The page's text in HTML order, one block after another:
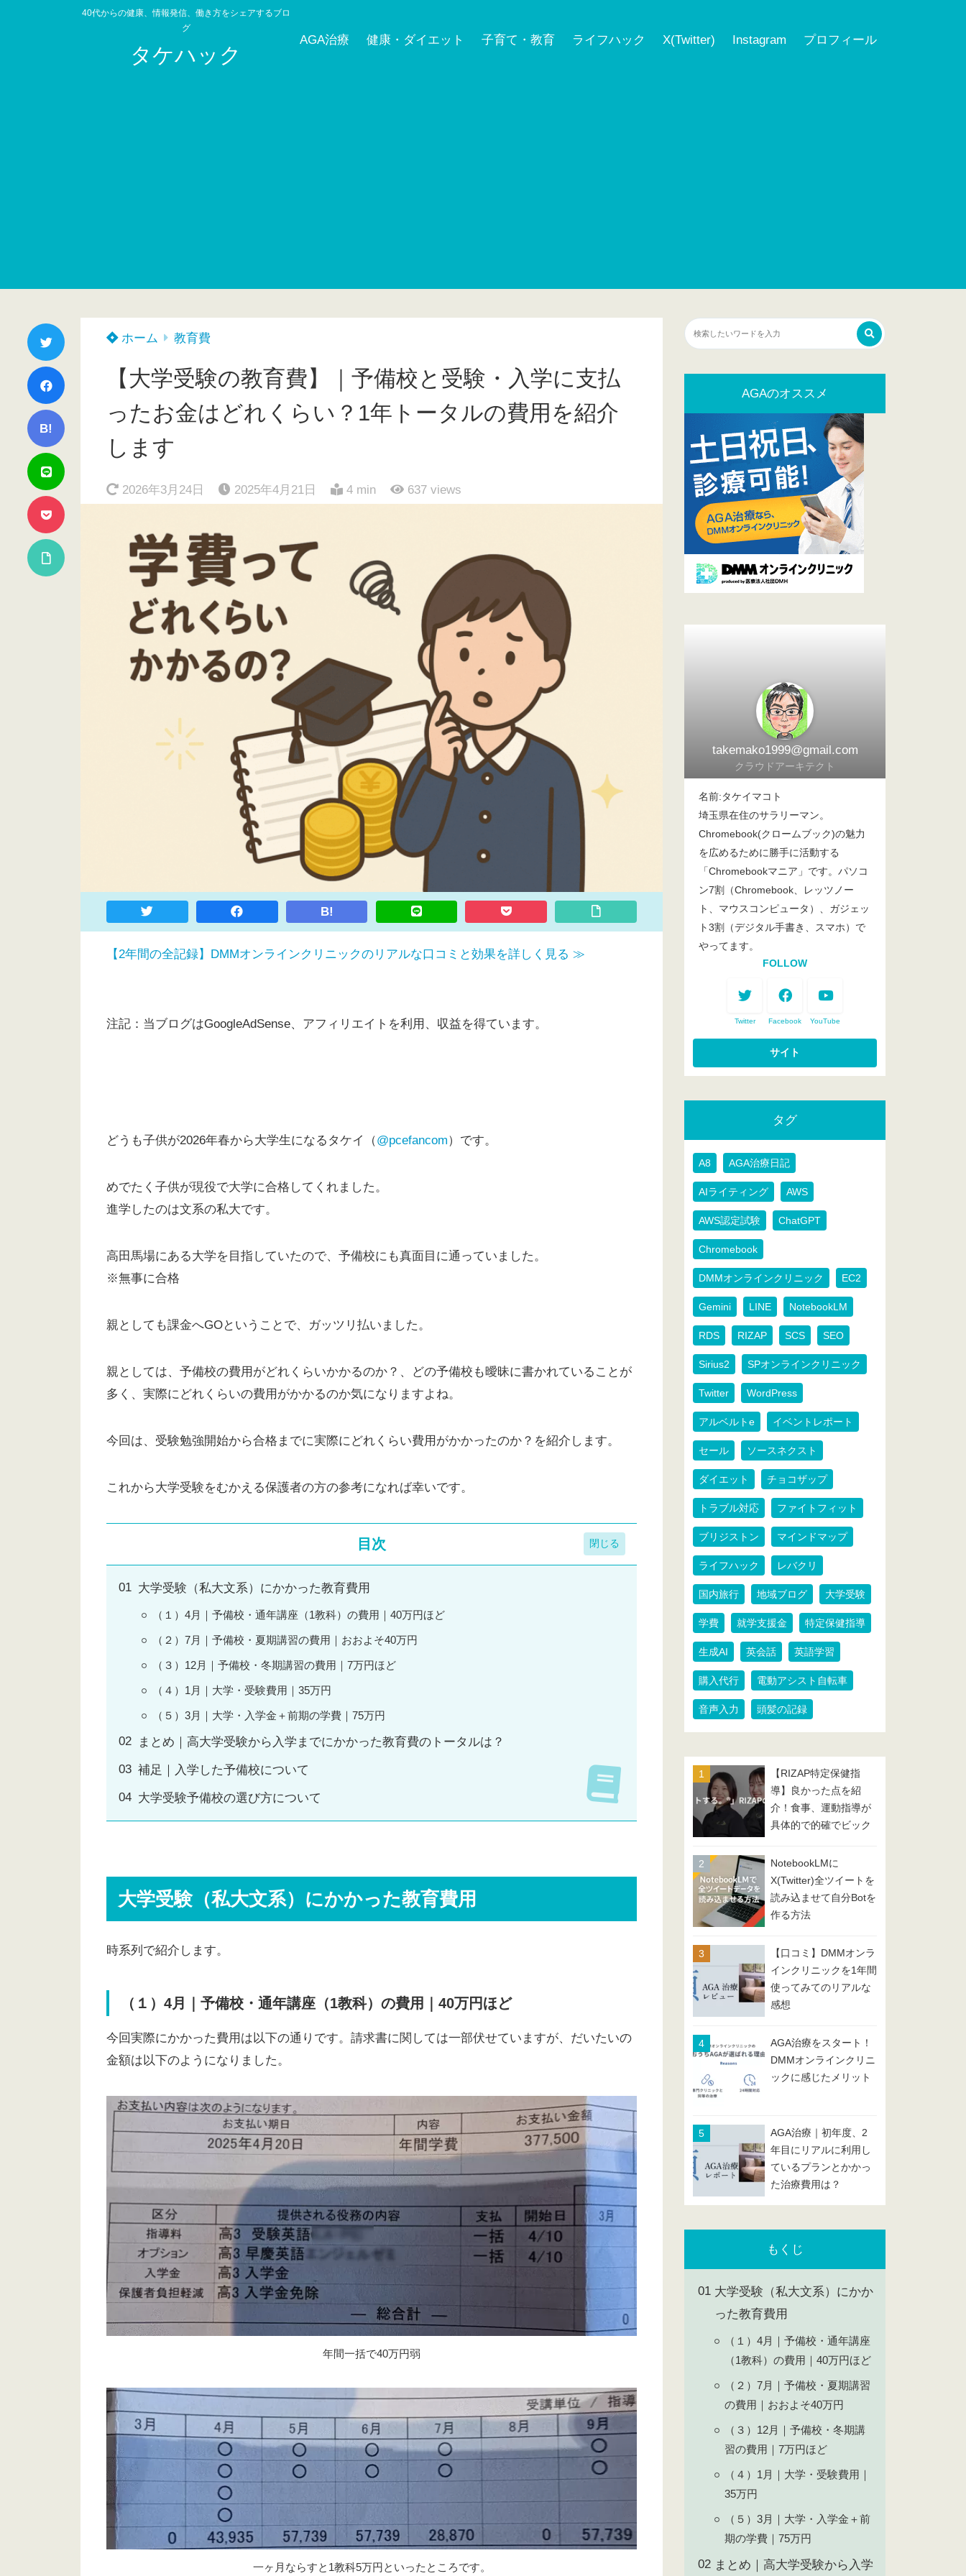
40代からの健康、情報発信、働き方をシェアするブロ
グ
タケハック
AGA治療 健康・ダイエット 子育て・教育 ライフハック X(Twitter) Instagram プロフィール
B!
ホーム 教育費
【大学受験の教育費】｜予備校と受験・入学に支払
ったお金はどれくらい？1年トータルの費用を紹介
します
2026年3月24日 2025年4月21日 4 min 637 views
B!
【2年間の全記録】DMMオンラインクリニックのリアルな口コミと効果を詳しく見る ≫
注記：当ブログはGoogleAdSense、アフィリエイトを利用、収益を得ています。
どうも子供が2026年春から大学生になるタケイ（@pcefancom）です。
めでたく子供が現役で大学に合格してくれました。
進学したのは文系の私大です。
高田馬場にある大学を目指していたので、予備校にも真面目に通っていました。
※無事に合格
親としても課金へGOということで、ガッツリ払いました。
親としては、予備校の費用がどれくらいかかるのか？、どの予備校も曖昧に書かれていることが
多く、実際にどれくらいの費用がかかるのか気になりますよね。
今回は、受験勉強開始から合格までに実際にどれくらい費用がかかったのか？を紹介します。
これから大学受験をむかえる保護者の方の参考になれば幸いです。
目次
大学受験（私大文系）にかかった教育費用
（１）4月｜予備校・通年講座（1教科）の費用｜40万円ほど
（２）7月｜予備校・夏期講習の費用｜おおよそ40万円
（３）12月｜予備校・冬期講習の費用｜7万円ほど
（４）1月｜大学・受験費用｜35万円
（５）3月｜大学・入学金＋前期の学費｜75万円
まとめ｜高大学受験から入学までにかかった教育費のトータルは？
補足｜入学した予備校について
大学受験予備校の選び方について
大学受験（私大文系）にかかった教育費用
時系列で紹介します。
（１）4月｜予備校・通年講座（1教科）の費用｜40万円ほど
今回実際にかかった費用は以下の通りです。請求書に関しては一部伏せていますが、だいたいの
金額は以下のようになりました。
年間一括で40万円弱
一ヶ月ならすと1教科5万円といったところです。
AGAのオススメ
takemako1999@gmail.com
クラウドアーキテクト
名前:タケイマコト
埼玉県在住のサラリーマン。
Chromebook(クロームブック)の魅力
を広めるために勝手に活動する
「Chromebookマニア」です。パソコ
ン7割（Chromebook、レッツノー
ト、マウスコンピュータ）、ガジェッ
ト3割（デジタル手書き、スマホ）で
やってます。
FOLLOW
Twitter Facebook YouTube
タグ
A8 AGA治療日記
AIライティング AWS
AWS認定試験 ChatGPT
Chromebook
DMMオンラインクリニック EC2
Gemini LINE NotebookLM
RDS RIZAP SCS SEO
Sirius2 SPオンラインクリニック
Twitter WordPress
アルベルトe イベントレポート
セール ソースネクスト
ダイエット チョコザップ
トラブル対応 ファイトフィット
ブリジストン マインドマップ
ライフハック レバクリ
国内旅行 地域ブログ 大学受験
学費 就学支援金 特定保健指導
生成AI 英会話 英語学習
購入代行 電動アシスト自転車
音声入力 頭髪の記録
【RIZAP特定保健指
導】良かった点を紹
介！食事、運動指導が
具体的で的確でビック
NotebookLMに
X(Twitter)全ツイートを
読み込ませて自分Botを
作る方法
【口コミ】DMMオンラ
インクリニックを1年間
使ってみてのリアルな
感想
AGA治療をスタート！
DMMオンラインクリニ
ックに感じたメリット
AGA治療｜初年度、2
年目にリアルに利用し
ているプランとかかっ
た治療費用は？
もくじ
大学受験（私大文系）にかか
った教育費用
（１）4月｜予備校・通年講座
（1教科）の費用｜40万円ほど
（２）7月｜予備校・夏期講習
の費用｜おおよそ40万円
（３）12月｜予備校・冬期講
習の費用｜7万円ほど
（４）1月｜大学・受験費用｜
35万円
（５）3月｜大学・入学金＋前
期の学費｜75万円
まとめ｜高大学受験から入学